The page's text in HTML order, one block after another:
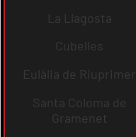
La Llagosta
Cubelles
Eulàlia de Riuprimer
Santa Coloma de
Gramenet